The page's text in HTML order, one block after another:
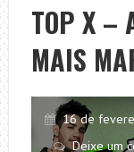
TOP X –
MAIS
16 de
Deixe um